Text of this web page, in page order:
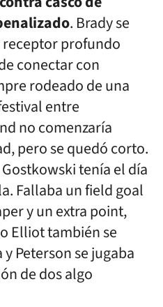
. Brady se
receptor profundo
conectar con
rodeado de una
entre
no comenzaría
pero se quedó corto.
tenía el día
Fallaba un field goal
y un extra point,
Elliot también se
Peterson se jugaba
de dos algo